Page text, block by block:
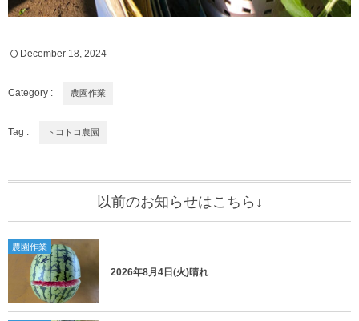
December 18 ,2024
Category : 農園作業
Tag : トコトコ農園
以前のお知らせはこちら↓
農園作業
2026年8月4日(火)晴れ